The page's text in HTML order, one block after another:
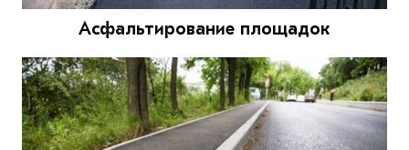
Асфальтирование площадок